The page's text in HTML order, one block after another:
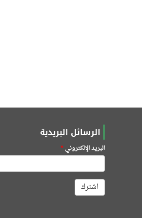
الرسائل البريدية
البريد الإلكتروني*
اشترك